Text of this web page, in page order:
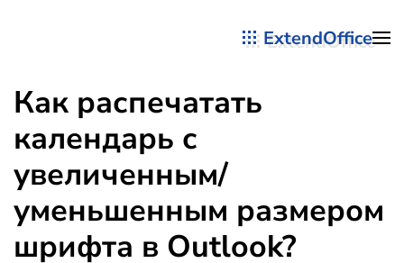
ExtendOffice
Как распечатать
календарь с
увеличенным/
уменьшенным размером
шрифта в Outlook?